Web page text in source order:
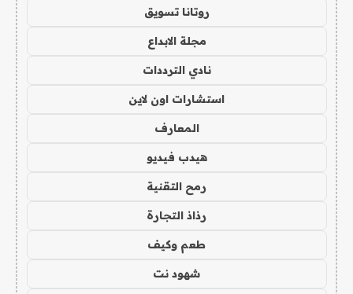
روتانا تسويق
مجلة الابداع
نادي الترددات
استشارات اون لاين
المعارف
هيدب فيديو
رمح التقنية
رذاذ التجارة
طعم وكيف
شهود نت